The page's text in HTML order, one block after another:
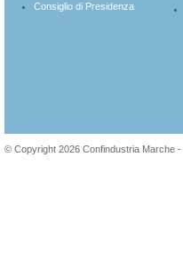
Consiglio di Presidenza
© Copyright 2026 Confindustria Marche -